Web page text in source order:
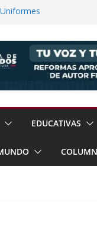
EDUCATIVAS